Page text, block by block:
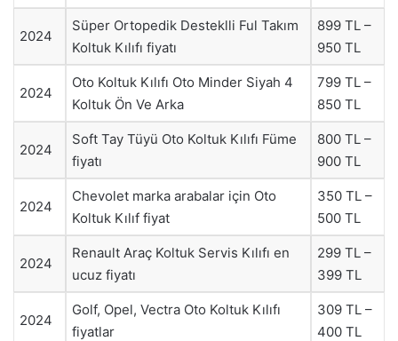
2024
Süper Ortopedik Desteklli Ful Takım
Koltuk Kılıfı fiyatı
899 TL –
950 TL
2024
Oto Koltuk Kılıfı Oto Minder Siyah 4
Koltuk Ön Ve Arka
799 TL –
850 TL
2024
Soft Tay Tüyü Oto Koltuk Kılıfı Füme
fiyatı
800 TL –
900 TL
2024
Chevolet marka arabalar için Oto
Koltuk Kılıf fiyat
350 TL –
500 TL
2024
Renault Araç Koltuk Servis Kılıfı en
ucuz fiyatı
299 TL –
399 TL
2024
Golf, Opel, Vectra Oto Koltuk Kılıfı
fiyatlar
309 TL –
400 TL